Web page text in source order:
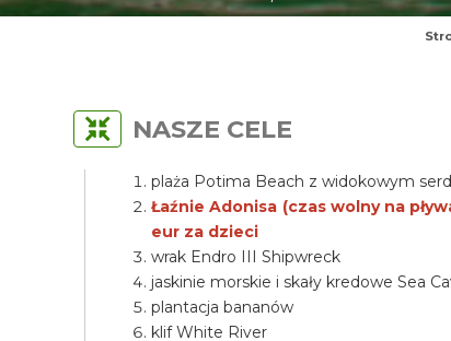
NASZE CELE
plaża Potima Beach z widokowym
Łaźnie Adonisa (czas wolny na
eur za dzieci
wrak Endro III Shipwreck
jaskinie morskie i skały kredowe Sea
plantacja bananów
klif White River